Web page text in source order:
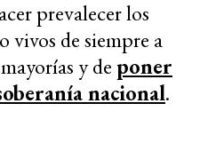
prevalecer los
vivos de siempre a
y deponer
nacional.